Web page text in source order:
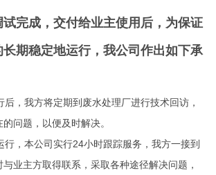
完成，交付给业主使用后，为保证
期稳定地运行，我公司作出如下承
后，我方将定期到废水处理厂进行技术回访，
问题，以便及时解决。
行，本公司实行24小时跟踪服务，我方一接到
业主方取得联系，采取各种途径解决问题，